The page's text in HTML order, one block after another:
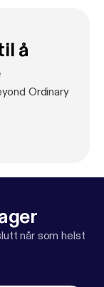
å
Ordinary
når som helst